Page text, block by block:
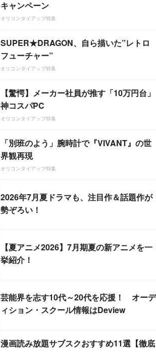
キャンペーン
オリコンタイアップ特集
SUPER★DRAGON、自ら描いた”レトロ
フューチャー”
オリコンタイアップ特集
【驚愕】メーカー社員が推す「10万円台」
神コスパPC
オリコンタイアップ特集
「別班のよう」腕時計で『VIVANT』の世
界観再現
オリコンタイアップ特集
2026年7月夏ドラマも、注目作＆話題作が
勢ぞろい！
【夏アニメ2026】7月期夏の新アニメを一
挙紹介！
芸能界を志す10代～20代を応援！ オーデ
ィション・スクール情報はDeview
漫画読み放題サブスクおすすめ11選【徹底